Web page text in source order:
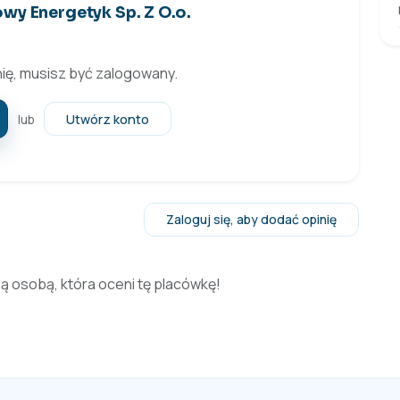
Energetyk Sp. Z O.o.
musisz być zalogowany.
lub Utwórz konto
Zaloguj się, aby dodać opinię
osobą, która oceni tę placówkę!